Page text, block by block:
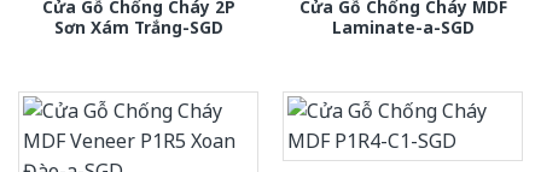
Cửa Gỗ Chống Cháy 2P
Sơn Xám Trắng-SGD
Cửa Gỗ Chống Cháy MDF
Laminate-a-SGD